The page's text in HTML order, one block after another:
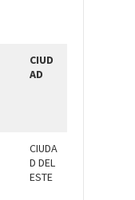
CIUD
AD
CIUDA
D DEL
ESTE